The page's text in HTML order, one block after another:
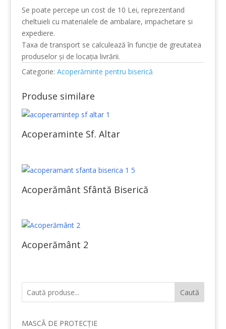
Se poate percepe un cost de 10 Lei, reprezentand
cheltuieli cu materialele de ambalare, impachetare si
expediere.
Taxa de transport se calculează în funcție de greutatea
produselor și de locația livrării.
Categorie: Acoperăminte pentru biserică
Produse similare
Acoperaminte Sf. Altar
Acoperământ Sfântă Biserică
Acoperământ 2
Caută
MASCĂ DE PROTECȚIE